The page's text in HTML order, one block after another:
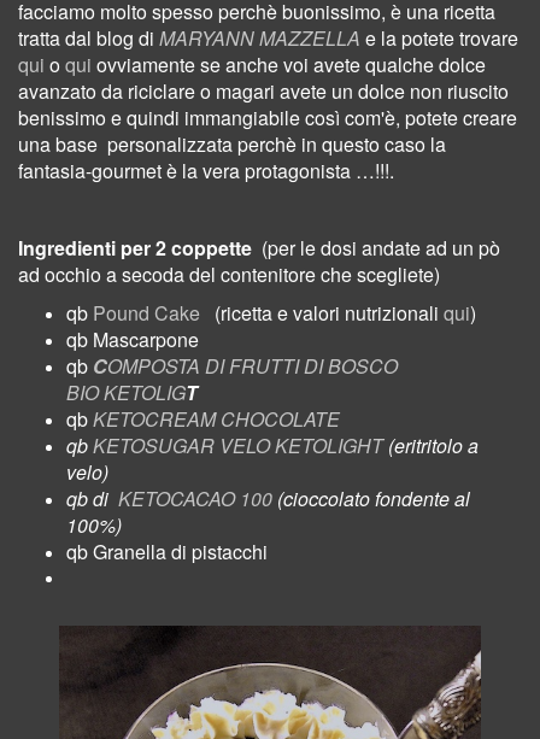
facciamo molto spesso perchè buonissimo, è una ricetta
tratta dal blog di MARYANN MAZZELLA e la potete trovare
qui o qui ovviamente se anche voi avete qualche dolce
avanzato da riciclare o magari avete un dolce non riuscito
benissimo e quindi immangiabile così com'è, potete creare
una base personalizzata perchè in questo caso la
fantasia-gourmetè la vera protagonista …!!!.
Ingredienti per 2 coppette (per le dosi andate ad un pò
ad occhio a secoda del contenitore che scegliete)
qb Pound Cake (ricetta e valori nutrizionali qui)
qb Mascarpone
qb COMPOSTA DI FRUTTI DI BOSCO
BIO KETOLIGT
qbKETOCREAM CHOCOLATE
qbKETOSUGAR VELO KETOLIGHT(eritritolo a
velo)
qb di KETOCACAO 100 (cioccolato fondente al
100%)
qb Granella di pistacchi